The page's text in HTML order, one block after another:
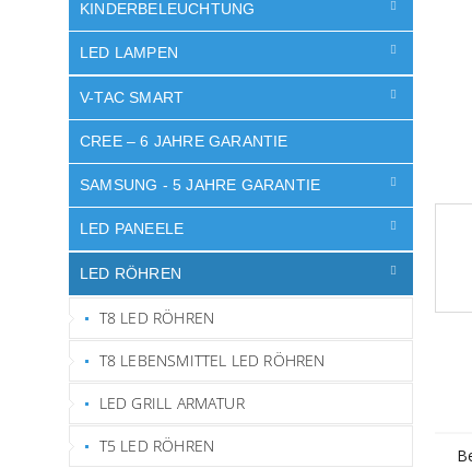
KINDERBELEUCHTUNG
LED LAMPEN
V-TAC SMART
CREE – 6 JAHRE GARANTIE
SAMSUNG - 5 JAHRE GARANTIE
LED PANEELE
LED RÖHREN
T8 LED RÖHREN
T8 LEBENSMITTEL LED RÖHREN
LED GRILL ARMATUR
T5 LED RÖHREN